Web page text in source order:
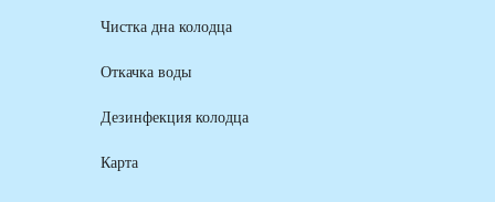
Чистка дна колодца
Откачка воды
Дезинфекция колодца
Карта